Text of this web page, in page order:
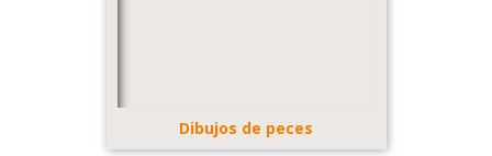
Dibujos de peces